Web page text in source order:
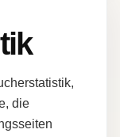
die